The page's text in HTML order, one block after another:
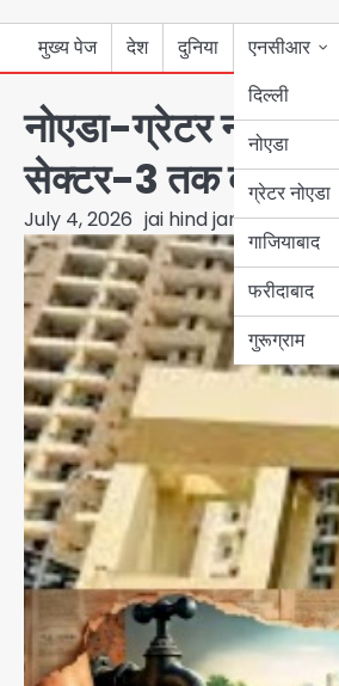
मुख्य पेज देश दुनिया
एनसीआर
दिल्ली
नोएडा
ग्रेटर नोएडा
गाजियाबाद
फरीदाबाद
गुरूग्राम
नोएडा-ग्रेटर नोएडा
सेक्टर-3 तक दूषित
July 4, 2026 jai hind janab